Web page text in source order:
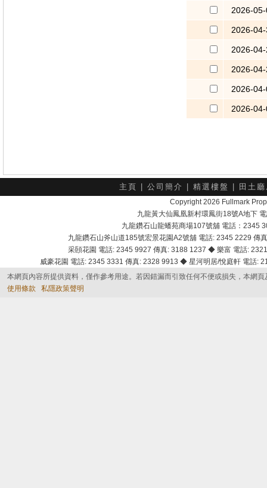
2026-
2026-
2026-
2026-
2026-
2026-
主頁 公司簡介 精選樓盤 田土
Copyright 2026 Fullmark
九龍黃大仙鳳凰新村環鳳街18號A地下
九龍鑽石山龍蟠苑商場107號舖 電話：2345
九龍鑽石山斧山道185號宏景花園A2號舖 電話: 2345 2229
采頣花園 電話: 2345 9927 傳真: 3188 1237 ◆ 樂富 電話:
威豪花園 電話: 2345 3331 傳真: 2328 9913 ◆ 星河明居/悅庭軒 電話
本網頁內容所提供資料，僅作參考用途。若因錯漏而引致任何不便或損失，本網
使用條款
私隱政策聲明